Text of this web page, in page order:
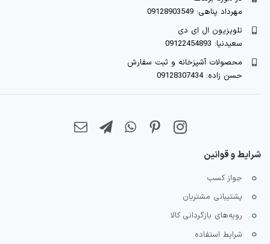
مهرداد پناهی: 09128903549
تلویزیون ال ای دی
سعیدنیا: 09122454893
محصولات آشپزخانه و ثبت سفارش
حسن زاده: 09128307434
شرایط و قوانین
جواز کسب
پشتیبانی مشتریان
رویه‌های بازگردانی کالا
شرایط استفاده